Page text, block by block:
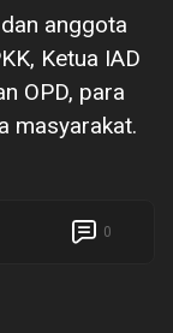
anggota
Ketua IAD
OPD, para
masyarakat.
0